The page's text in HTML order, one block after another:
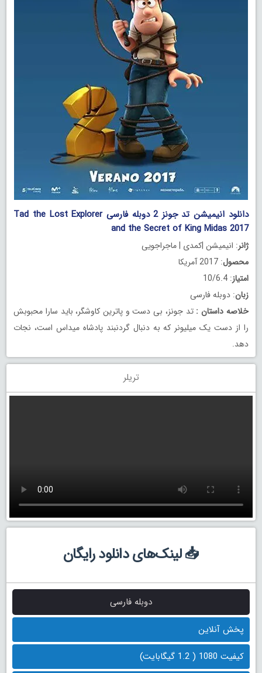
دانلود انیمیشن تد جونز 2 دوبله فارسی Tad the Lost Explorer
and the Secret of King Midas 2017
ژانر: انیمیشن |کمدی | ماجراجویی
محصول: 2017 آمریکا
امتیاز: 10/6.4
زبان: دوبله فارسی
خلاصه داستان : تد جونز، بی دست و پاترین کاوشگر، باید سارا محبوبش
را از دست یک میلیونر که به دنبال گردنبند پادشاه میداس است، نجات
دهد.
تریلر
📥 لینک‌های دانلود رایگان
دوبله فارسی
پخش آنلاین
کیفیت 1080 ( 1.2 گیگابایت)